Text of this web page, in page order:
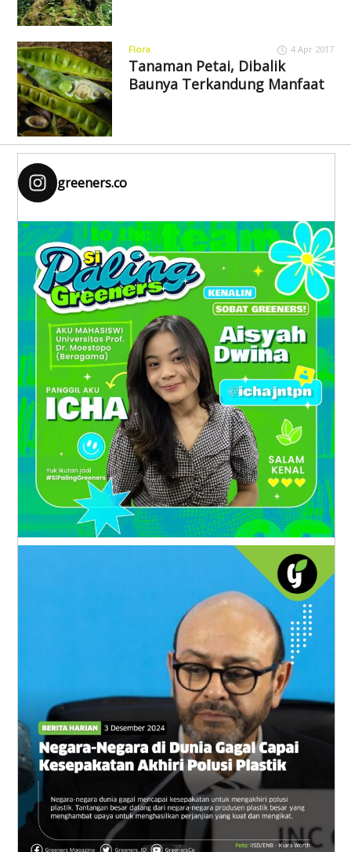
Flora 4 Apr 2017
Tanaman Petai, Dibalik
Baunya Terkandung Manfaat
greeners.co